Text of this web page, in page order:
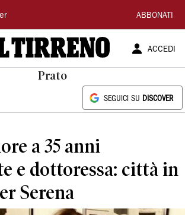
ABBONATI
ACCEDI
Prato
SEGUICI SU DISCOVER
a 35 anni
e dottoressa: città in
Serena